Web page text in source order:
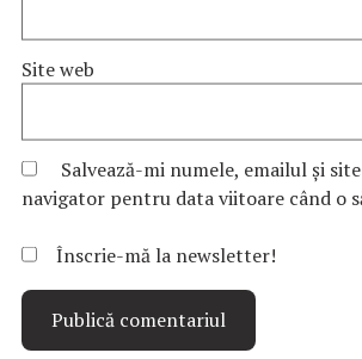
Site web
Salvează-mi numele, emailul și
navigator pentru data viitoare când o
Înscrie-mă la newsletter!